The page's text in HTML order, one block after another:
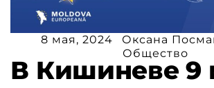
8 мая, 2024
Оксана
Общество
В Кишиневе 9